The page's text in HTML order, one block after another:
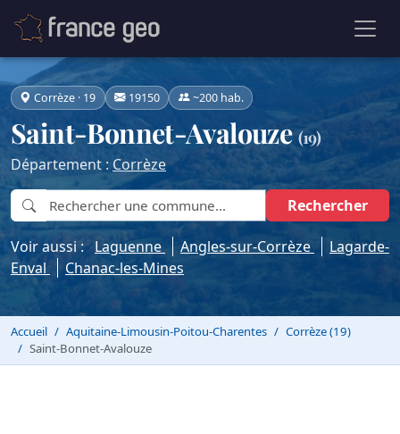
Corrèze · 19 19150 ~200 hab.
Saint-Bonnet-Avalouze(19)
Département : Corrèze
Rechercher
Voir aussi : Laguenne Angles-sur-Corrèze
Lagarde-
Enval
Chanac-les-Mines
Accueil Aquitaine-Limousin-Poitou-Charentes
Corrèze (19)
Saint-Bonnet-Avalouze